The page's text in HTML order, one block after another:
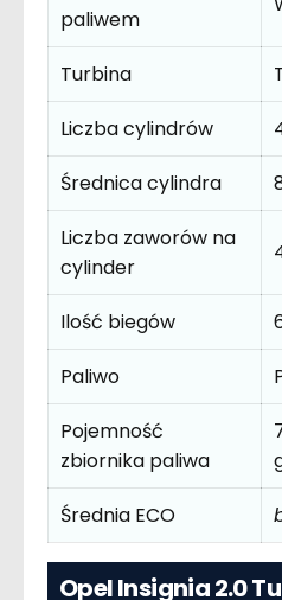
paliwem
Turbina
Liczba cylindrów
Średnica cylindra
Liczba zaworów na
cylinder
Ilość biegów
Paliwo
Pojemność
zbiornika paliwa
Średnia ECO
Opel Insignia 2.0